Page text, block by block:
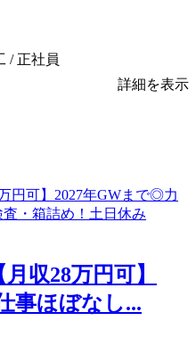
/ 正社員
詳細を表示
収28万円可】
事ほぼなし...